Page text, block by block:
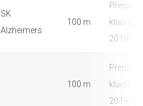
SK
Alzheimers
100 m
kluci
2019)
100 m
kluci
2019)